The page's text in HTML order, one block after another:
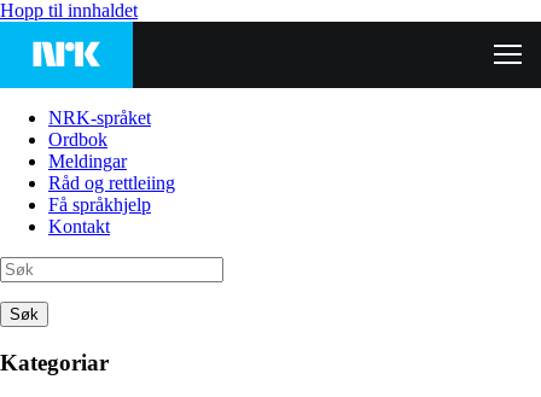
Hopp til innhaldet
NRK-språket
Ordbok
Meldingar
Råd og rettleiing
Få språkhjelp
Kontakt
Søk
Kategoriar